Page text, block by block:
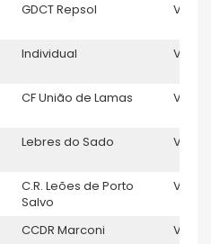
GDCT Repsol V5
Individual V5
CF União de Lamas V5
Lebres do Sado V5
C.R. Leões de Porto
Salvo
V5
CCDR Marconi V5